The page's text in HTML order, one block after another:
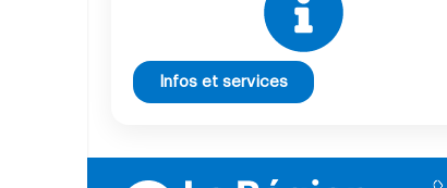
Infos et services